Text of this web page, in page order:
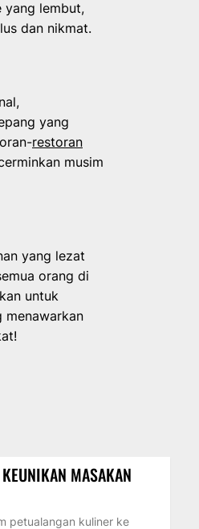
yang lembut,
dan nikmat.
yang
restoran
musim
yang lezat
orang di
untuk
menawarkan
MASAKAN
petualangan kuliner ke